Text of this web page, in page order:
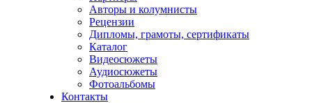
Авторы и колумнисты
Рецензии
Дипломы, грамоты, сертификаты
Каталог
Видеосюжеты
Аудиосюжеты
Фотоальбомы
Контакты